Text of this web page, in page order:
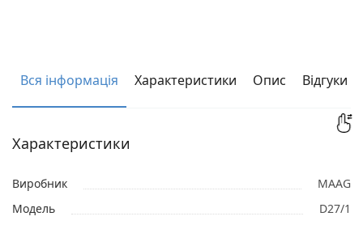
Вся інформація Характеристики Опис Відгуки
Характеристики
Виробник
MAAG
Модель
D27/1